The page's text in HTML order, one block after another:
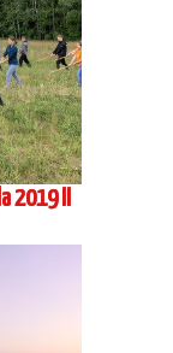
2019 II